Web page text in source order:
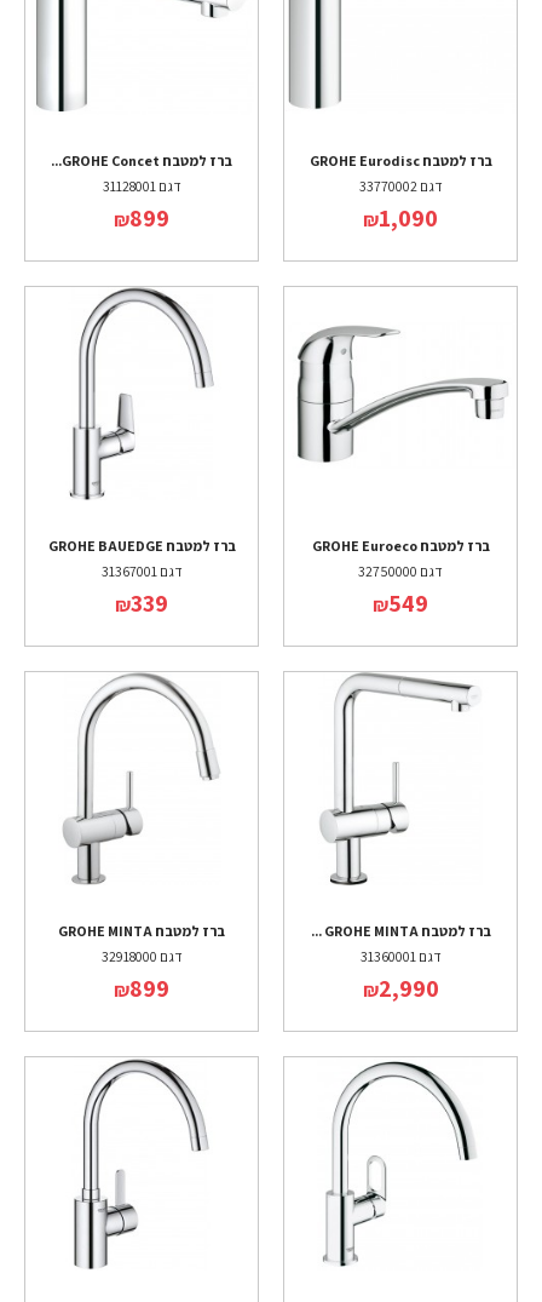
ברז למטבח GROHE Eurodisc
דגם 33770002
₪1,090
ברז למטבח GROHE Concet...
דגם 31128001
₪899
ברז למטבח GROHE Euroeco
דגם 32750000
₪549
ברז למטבח GROHE BAUEDGE
דגם 31367001
₪339
ברז למטבח GROHE MINTA ...
דגם 31360001
₪2,990
ברז למטבח GROHE MINTA
דגם 32918000
₪899